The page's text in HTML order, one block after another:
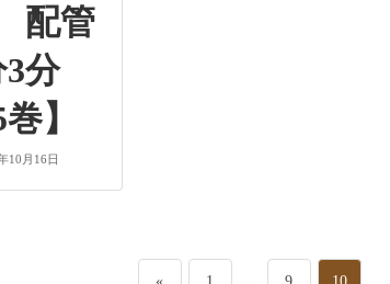
配管
分
】
10月16日
ペ ペ ペ